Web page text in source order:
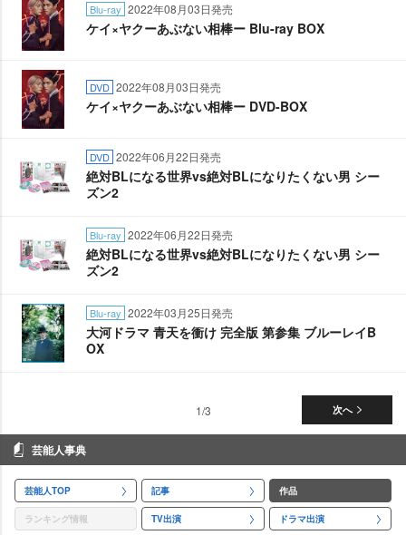
Blu-ray 2022年08月03日発売
ケイ×ヤクーあぶない相棒ー Blu-ray BOX
DVD 2022年08月03日発売
ケイ×ヤクーあぶない相棒ー DVD-BOX
DVD 2022年06月22日発売
絶対BLになる世界vs絶対BLになりたくない男 シー
ズン2
Blu-ray 2022年06月22日発売
絶対BLになる世界vs絶対BLになりたくない男 シー
ズン2
Blu-ray 2022年03月25日発売
大河ドラマ 青天を衝け 完全版 第参集 ブルーレイB
OX
次へ
1/3
芸能人事典
芸能人TOP 記事 作品
ランキング情報 TV出演 ドラマ出演